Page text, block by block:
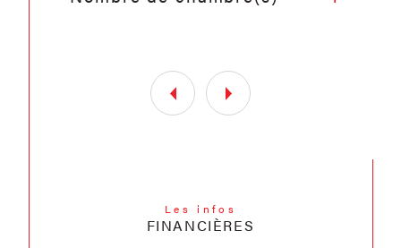
Les infos
FINANCIÈRES